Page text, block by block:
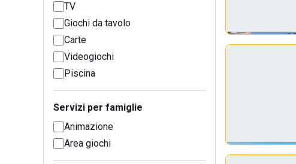
TV
Giochi da tavolo
Carte
Videogiochi
Piscina
Servizi per famiglie
Animazione
Area giochi